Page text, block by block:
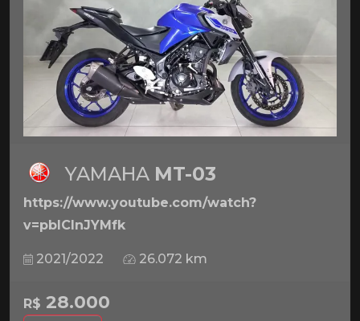
YAMAHA MT-03
https://www.youtube.com/watch?
v=pbICInJYMfk
2021/2022 26.072 km
R$ 28.000